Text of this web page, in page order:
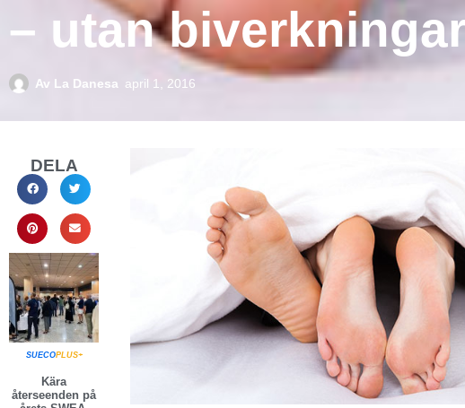
– utan
Av La Danesa april 1, 2016
DELA
SUECOPLUS+
Kära
återseenden på